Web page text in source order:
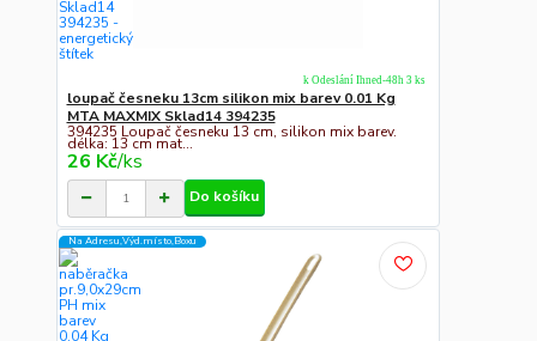
loupač česneku 13cm silikon mix barev 0.01 Kg
MTA MAXMIX Sklad14 394235
394235 Loupač česneku 13 cm, silikon mix barev.
délka: 13 cm mat...
26 Kč/ks
k Odeslání Ihned-48h 3 ks
Do košíku
Na Adresu,Výd.místo,Boxu